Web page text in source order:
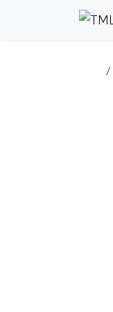
Przejdź do treści
/